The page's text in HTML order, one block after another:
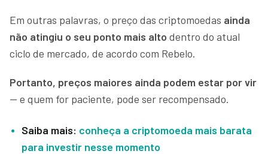
Em outras palavras, o preço das criptomoedas ainda
não atingiu o seu ponto mais alto dentro do atual
ciclo de mercado, de acordo com Rebelo.
Portanto, preços maiores ainda podem estar por vir
— e quem for paciente, pode ser recompensado.
Saiba mais: conheça a criptomoeda mais barata
para investir nesse momento